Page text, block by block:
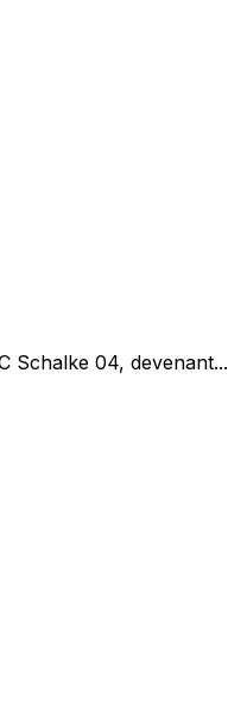
Schalke 04, devenant...